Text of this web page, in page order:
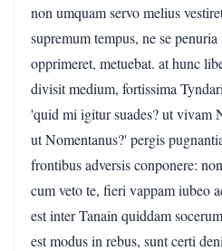
non umquam servo melius
supremum tempus, ne se
opprimeret, metuebat. at hunc
divisit medium, fortissima
'quid mi igitur suades? ut vivam
ut Nomentanus?' pergis
frontibus adversis conponere:
cum veto te, fieri vappam iubeo
est inter Tanain quiddam
est modus in rebus, sunt certi